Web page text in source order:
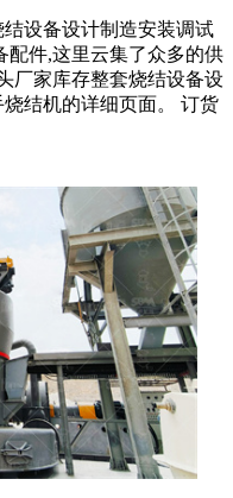
设备设计制造安装调试
配件,这里云集了众多的供
厂家库存整套烧结设备设
结机的详细页面。 订货